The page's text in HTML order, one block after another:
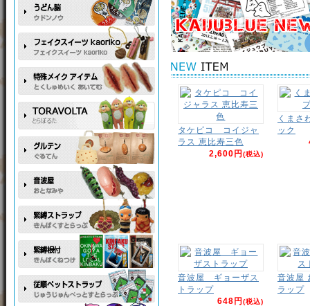
タケピコ コイジャ
ラス 恵比寿三色
2,600円(税込)
くまさ
ック
音波屋 ギョーザス
トラップ
648円(税込)
音波屋
ラップ